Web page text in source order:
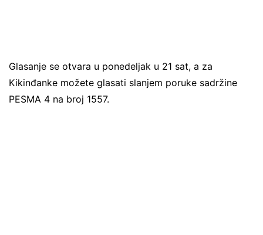
Glasanje se otvara u ponedeljak u 21 sat, a za
Kikinđanke možete glasati slanjem poruke sadržine
PESMA 4 na broj 1557.